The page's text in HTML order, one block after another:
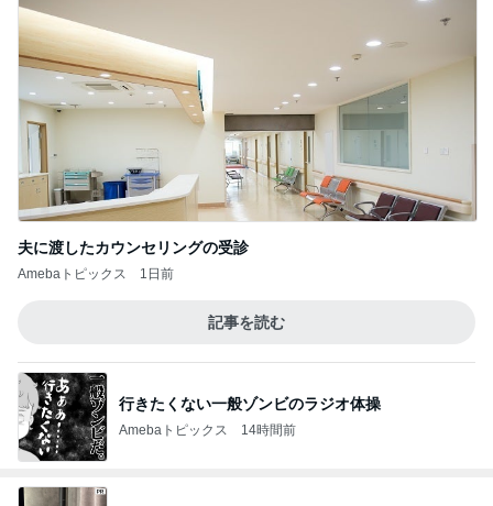
夫に渡したカウンセリングの受診
Amebaトピックス 1日前
記事を読む
行きたくない一般ゾンビのラジオ体操
Amebaトピックス 14時間前